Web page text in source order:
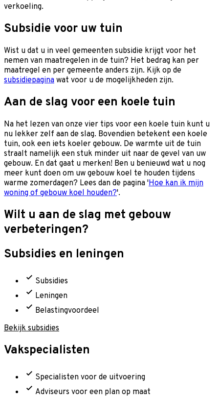
verkoeling.
Subsidie voor uw tuin
Wist u dat u in veel gemeenten subsidie krijgt voor het
nemen van maatregelen in de tuin? Het bedrag kan per
maatregel en per gemeente anders zijn. Kijk op de
subsidiepagina wat voor u de mogelijkheden zijn.
Aan de slag voor een koele tuin
Na het lezen van onze vier tips voor een koele tuin kunt u
nu lekker zelf aan de slag. Bovendien betekent een koele
tuin, ook een iets koeler gebouw. De warmte uit de tuin
straalt namelijk een stuk minder uit naar de gevel van uw
gebouw. En dat gaat u merken! Ben u benieuwd wat u nog
meer kunt doen om uw gebouw koel te houden tijdens
warme zomerdagen? Lees dan de pagina 'Hoe kan ik mijn
woning of gebouw koel houden?'.
Wilt u aan de slag met gebouw
verbeteringen?
Subsidies en leningen
Subsidies
Leningen
Belastingvoordeel
Bekijk subsidies
Vakspecialisten
Specialisten voor de uitvoering
Adviseurs voor een plan op maat